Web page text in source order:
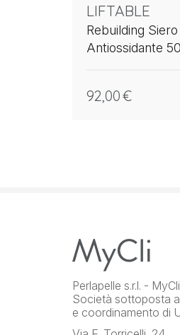
LIFTABLE
Rebuilding Siero
Antiossidante
92,00€
Perlapelle s.r.l. - MyCli
Società sottoposta
e coordinamento di